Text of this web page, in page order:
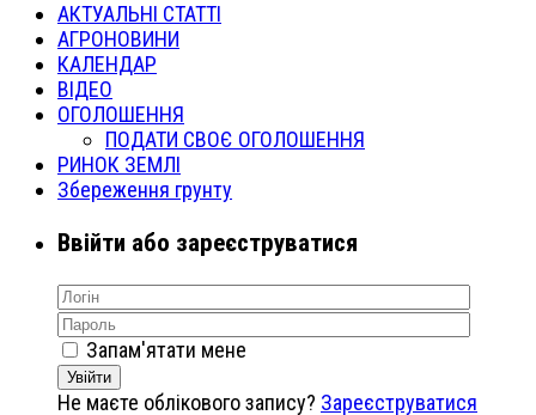
АКТУАЛЬНІ СТАТТІ
АГРОНОВИНИ
КАЛЕНДАР
ВІДЕО
ОГОЛОШЕННЯ
ПОДАТИ СВОЄ ОГОЛОШЕННЯ
РИНОК ЗЕМЛІ
Збереження грунту
Ввійти або зареєструватися
Запам'ятати мене
Увійти
Не маєте облікового запису? Зареєструватися